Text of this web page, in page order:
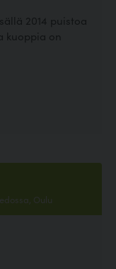
2014 puistoa
kuoppia on
Oulu